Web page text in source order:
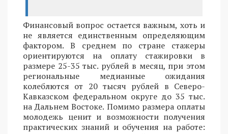
Финансовый вопрос остается важным, хоть и
не является единственным определяющим
фактором. В среднем по стране стажеры
ориентируются на оплату стажировки в
размере 25-35 тыс. рублей в месяц, при этом
региональные медианные ожидания
колеблются от 20 тысяч рублей в Северо-
Кавказском федеральном округе до 35 тыс.
на Дальнем Востоке. Помимо размера оплаты
молодежь ценит и возможности получения
практических знаний и обучения на работе: